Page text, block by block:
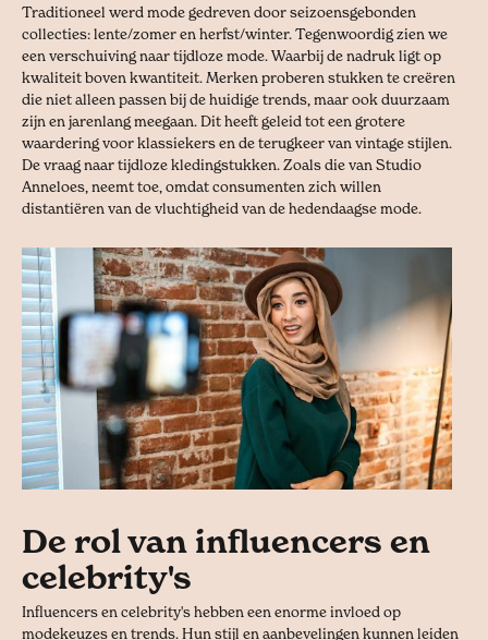
Traditioneel werd mode gedreven door seizoensgebonden
collecties: lente/zomer en herfst/winter. Tegenwoordig zien we
een verschuiving naar tijdloze mode. Waarbij de nadruk ligt op
kwaliteit boven kwantiteit. Merken proberen stukken te creëren
die niet alleen passen bij de huidige trends, maar ook duurzaam
zijn en jarenlang meegaan. Dit heeft geleid tot een grotere
waardering voor klassiekers en de terugkeer van vintage stijlen.
De vraag naar tijdloze kledingstukken. Zoals die van Studio
Anneloes, neemt toe, omdat consumenten zich willen
distantiëren van de vluchtigheid van de hedendaagse mode.
De rol van influencers en
celebrity's
Influencers en celebrity's hebben een enorme invloed op
modekeuzes en trends. Hun stijl en aanbevelingen kunnen leiden